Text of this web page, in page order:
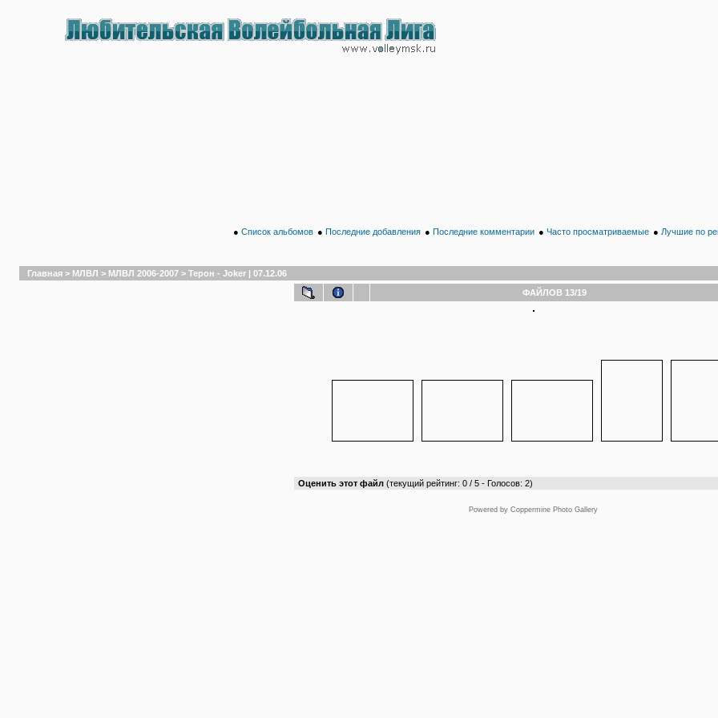
● Список альбомов ● Последние добавления ● Последние комментарии ● Часто просматриваемые ● Лучшие по
Главная > МЛВЛ > МЛВЛ 2006-2007 > Терон - Joker | 07.12.06
ФАЙЛОВ 13/19
Оценить этот файл (текущий рейтинг: 0 / 5 - Голосов: 2)
Powered by Coppermine Photo Gallery